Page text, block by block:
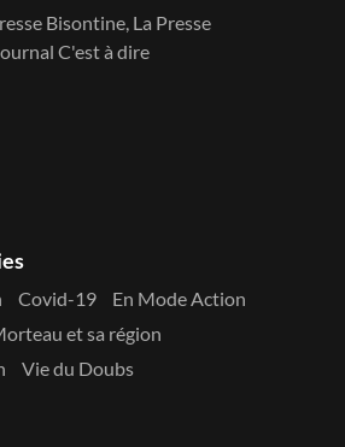
Bisontine, La Presse
C'est à dire
Covid-19
En Mode Action
et sa région
Vie du Doubs